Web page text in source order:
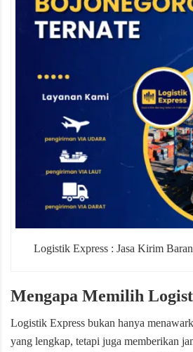
Logistik Express : Jasa Kirim
Mengapa Memilih
Logistik Express bukan hanya
yang lengkap, tetapi juga memberikan